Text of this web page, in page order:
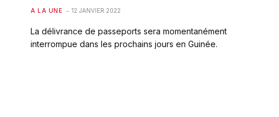
A LA UNE 12 JANVIER 2022
La délivrance de passeports sera momentanément
interrompue dans les prochains jours en Guinée.